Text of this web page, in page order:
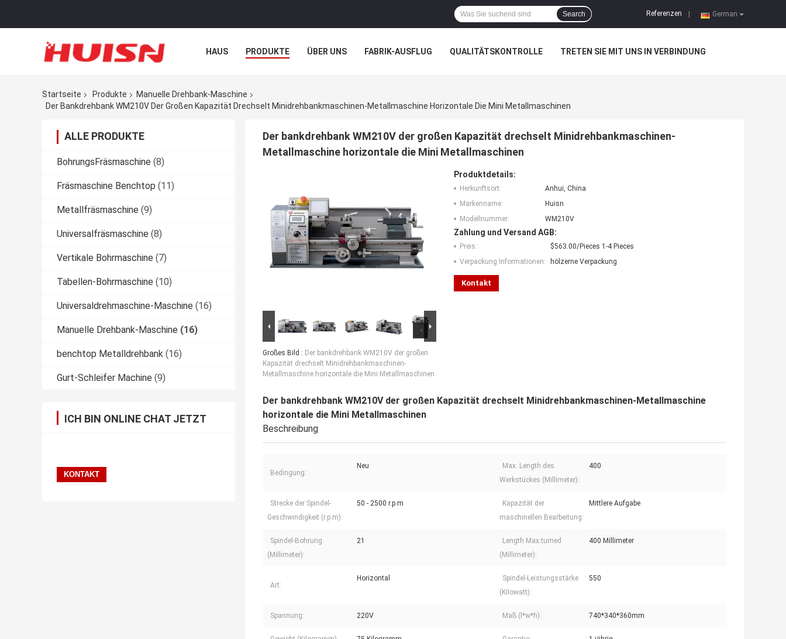
German
Referenzen
Search
HAUS PRODUKTE ÜBER UNS FABRIK-AUSFLUG QUALITÄTSKONTROLLE TRETEN SIE MIT UNS IN VERBINDUNG
Startseite
Produkte
Manuelle Drehbank-Maschine
Der Bankdrehbank WM210V Der Großen Kapazität Drechselt Minidrehbankmaschinen-Metallmaschine Horizontale Die Mini Metallmaschinen
ALLE PRODUKTE
BohrungsFräsmaschine (8)
Fräsmaschine Benchtop (11)
Metallfräsmaschine (9)
Universalfräsmaschine (8)
Vertikale Bohrmaschine (7)
Tabellen-Bohrmaschine (10)
Universaldrehmaschine-Maschine (16)
Manuelle Drehbank-Maschine (16)
benchtop Metalldrehbank (16)
Gurt-Schleifer Machine (9)
ICH BIN ONLINE CHAT JETZT
Der bankdrehbank WM210V der großen Kapazität drechselt Minidrehbankmaschinen-
Metallmaschine horizontale die Mini Metallmaschinen
Großes Bild : Der bankdrehbank WM210V der großen
Kapazität drechselt Minidrehbankmaschinen-
Metallmaschine horizontale die Mini Metallmaschinen
Produktdetails:
Herkunftsort:
Anhui, China
Markenname:
Huisn
Modellnummer:
WM210V
Zahlung und Versand AGB:
Preis:
$563.00/Pieces 1-4 Pieces
Verpackung Informationen:
hölzerne Verpackung
Kontakt
Der bankdrehbank WM210V der großen Kapazität drechselt Minidrehbankmaschinen-Metallmaschine
horizontale die Mini Metallmaschinen
Beschreibung
Bedingung:
Neu
Max. Length des
Werkstückes (Millimeter):
400
Strecke der Spindel-
Geschwindigkeit (r.p.m):
50 - 2500 r.p.m
Kapazität der
maschinellen Bearbeitung:
Mittlere Aufgabe
Spindel-Bohrung
(Millimeter):
21
Length Max.turned
(Millimeter):
400 Millimeter
Art:
Horizontal
Spindel-Leistungsstärke
(Kilowatt):
550
Spannung: 220V Maß (l*w*h): 740*340*360mm